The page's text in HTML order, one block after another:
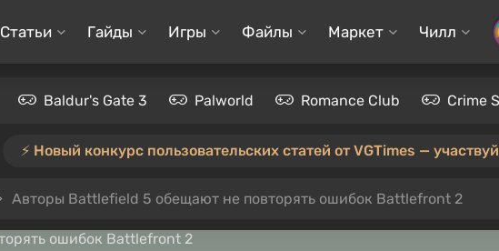
Статьи Гайды Игры Файлы Маркет Чилл
Baldur's Gate 3 Palworld Romance Club Crime
⚡️ Новый конкурс пользовательских статей от VGTimes —
Авторы Battlefield 5 обещают не повторять ошибок Battlefront 2